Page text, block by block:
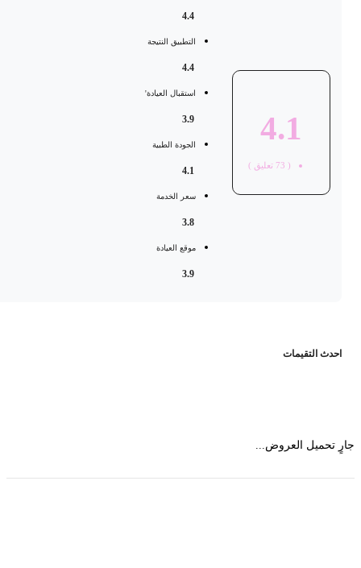
4.1
73 تعليق )
التطبيق النتيجة
استقبال العيادة'
الجودة الطبية
سعر الخدمة
موقع العيادة
التقيمات
تحميل العروض...